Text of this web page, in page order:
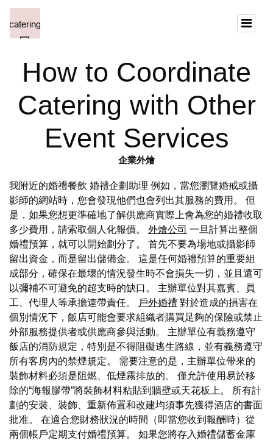
How to Coordinate
Catering with Other
Event Services
企業外燴
我附近的婚禮餐飲 婚禮企劃助理 例如，當您瀏覽婚戒或攝
影師的網站時，您會發現他們也會列出其服務的費用。 但
是，如果您想更準確地了解供應商實際上會為您的婚禮收取
多少費用，請索取個人化報價。 外燴公司 一旦計算出整個
婚禮預算，就可以開始劃分了。 首先不要為場地或攝影師
留出資金，而是留出儲備金。 這是任何婚禮預算的重要組
成部分，確保在最壞的情況發生時不會損失一切，並且還可
以彌補不可避免的超支時的缺口。 主辦單位對其嘉賓、員
工、代理人等承擔連帶責任。
戶外婚禮 對於造成的損害在
個別情況下，飯店可能會要求組織者購買足夠的保險或禁止
外部服務提供者或供應商參與活動。 主辦單位有義務遵守
飯店的消防規定，特別是不得阻礙逃生路線，並有義務遵守
所有客房內的禁煙規定。 需要注意的是，主辦單位帶來的
裝飾材料必須是阻燃、低煙霧排放的。 僅允許使用易於移
除的“海報膠帶”將裝飾材料粘貼到牆壁或天花板上。 所有計
劃的安裝、裝飾、重新佈置和改建均須事先獲得酒店的書面
批准。 在適合您財務狀況的時間（即當您收到報酬時）從
兩個帳戶定期支付婚禮預算。 如果您將存入婚禮儲蓄金庫